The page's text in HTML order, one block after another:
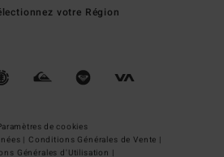
votre Région
de cookies
| Conditions Générales de Vente |
Générales d'Utilisation |